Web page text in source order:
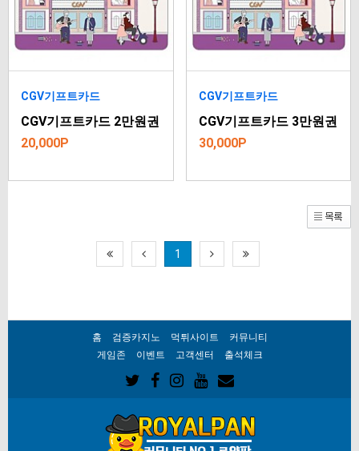
CGV기프트카드
CGV기프트카드 2만원권
20,000P
CGV기프트카드
CGV기프트카드 3만원권
30,000P
1
홈 검증카지노 먹튀사이트
커뮤니티
게임존
이벤트 고객센터 출석체크